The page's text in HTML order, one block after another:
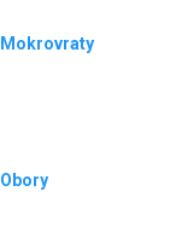
Mokrovraty
Obory